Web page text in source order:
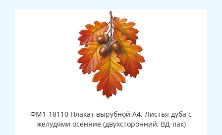
ФМ1-18110 Плакат вырубной А4. Листья дуба с
желудями осенние (двухсторонний, ВД-лак)